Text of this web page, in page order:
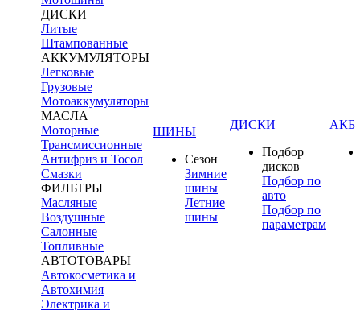
ДИСКИ
Литые
Штампованные
АККУМУЛЯТОРЫ
Легковые
Грузовые
Мотоаккумуляторы
МАСЛА
Моторные
Трансмиссионные
Антифриз и Тосол
Смазки
ФИЛЬТРЫ
Масляные
Воздушные
Салонные
Топливные
АВТОТОВАРЫ
Автокосметика и
Автохимия
Электрика и
ШИНЫ
Сезон
Зимние
шины
Летние
шины
ДИСКИ
Подбор
дисков
Подбор по
авто
Подбор по
параметрам
АКБ